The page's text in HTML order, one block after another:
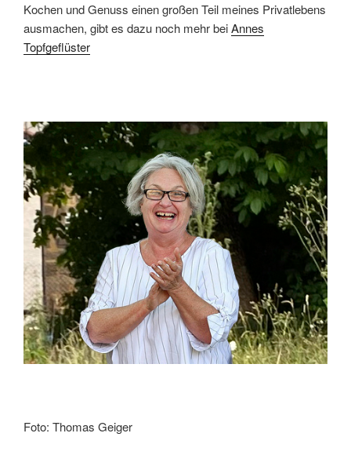
Kochen und Genuss einen großen Teil meines Privatlebens
ausmachen, gibt es dazu noch mehr beiAnnes
Topfgeflüster
Foto: Thomas Geiger